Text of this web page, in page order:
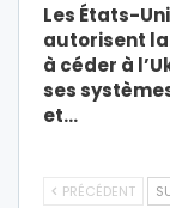
Les États-
autorisent
à céder à
ses
et…
PRÉCÉDENT